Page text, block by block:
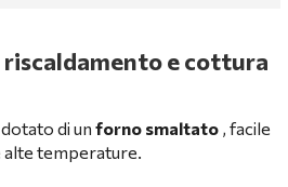
riscaldamento e cottura
di un forno smaltato , facile
alte temperature.